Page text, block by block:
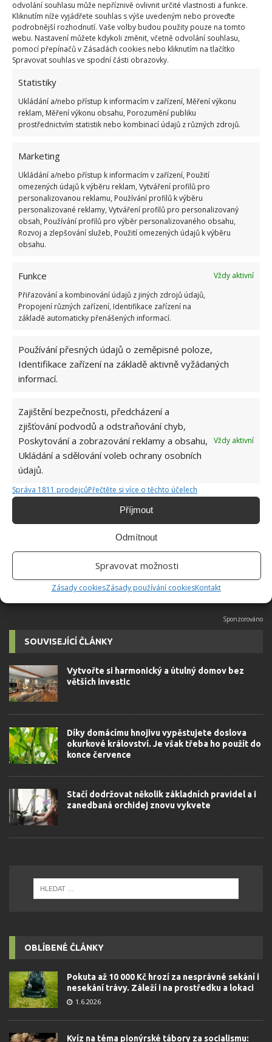
odvolání souhlasu může nepříznivě ovlivnit určité vlastnosti a funkce.
Kliknutím níže vyjádřete souhlas s výše uvedeným nebo proveďte
podrobnější rozhodnutí. Vaše volby budou použity pouze na tomto
webu. Nastavení můžete kdykoli změnit, včetně odvolání souhlasu,
pomocí přepínačů v Zásadách cookies nebo kliknutím na tlačítko
Spravovat souhlas ve spodní části obrazovky.
Statistiky
Ukládání a/nebo přístup k informacím v zařízení, Měření výkonu
reklam, Měření výkonu obsahu, Porozumění publiku
prostřednictvím statistik nebo kombinací údajů z různých zdrojů.
Marketing
Ukládání a/nebo přístup k informacím v zařízení, Použití
omezených údajů k výběru reklam, Vytváření profilů pro
personalizovanou reklamu, Používání profilů k výběru
personalizované reklamy, Vytváření profilů pro personalizovaný
obsah, Používání profilů pro výběr personalizovaného obsahu,
Rozvoj a zlepšování služeb, Použití omezených údajů k výběru
obsahu.
Funkce
Vždy aktivní
Přiřazování a kombinování údajů z jiných zdrojů údajů,
Propojení různých zařízení, Identifikace zařízení na
základě automaticky přenášených informací.
Používání přesných údajů o zeměpisné poloze,
Identifikace zařízení na základě aktivně vyžádaných
informací.
Zajištění bezpečnosti, předcházení a
zjišťování podvodů a odstraňování chyb,
Poskytování a zobrazování reklamy a obsahu,
Ukládání a sdělování voleb ochrany osobních
údajů.
Vždy aktivní
Správa 1811 prodejcůPřečtěte si více o těchto účelech
Příjmout
Odmítnout
Spravovat možnosti
Zásady cookiesZásady používání cookiesKontakt
Fotografie: Freepik
Pokud ji pěstujete v květináči, jednou týdně se
prolévá na několik hodin, nasaje si tolik vody, kolik
bude potřebovat a zbytek vylijete. Pokud ji pěstujete
jakkoli jinak, postačí jí pouze občasné rosení listů,
Zdroj: GardeningKnowHow
ORCHIDEJE PĚSTOVÁNÍ ROSTLINY
Hana Musilová
Do redakce Bydlimeutulne.cz se
přidala během svých studií a práce
rozhodla zůstat. Její v...
autorovi]
SOUVISEJÍCÍ ČLÁNKY
Vytvořte si harmonický a útulný domov bez
větších investic
Díky domácímu hnojivu vypěstujete doslova
okurkové království. Je však třeba ho použít do
konce července
Stačí dodržovat několik základních pravidel a i
zanedbaná orchidej znovu vykvete
OBLÍBENÉ ČLÁNKY
Pokuta až 10 000 Kč hrozí za nesprávné sekání i
nesekání trávy. Záleží i na prostředku a lokaci
1.6.2026
Kvíz na téma pionýrské tábory za socialismu: